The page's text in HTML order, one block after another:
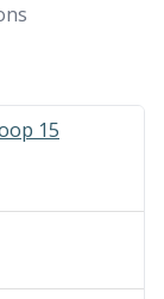
15